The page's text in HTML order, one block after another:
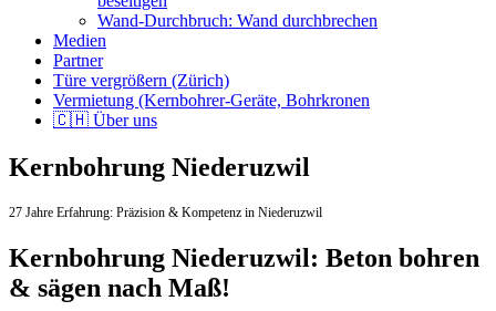
Wand-Durchbruch: Wand durchbrechen
Medien
Partner
Türe vergrößern (Zürich)
Vermietung (Kernbohrer-Geräte, Bohrkronen
🇨🇭 Über uns
Kernbohrung Niederuzwil
27 Jahre Erfahrung: Präzision & Kompetenz in Niederuzwil
Kernbohrung Niederuzwil: Beton bohren
& sägen nach Maß!